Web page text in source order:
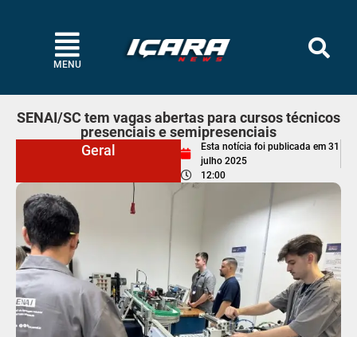
MENU
SENAI/SC tem vagas abertas para cursos técnicos
presenciais e semipresenciais
Geral
Esta notícia foi publicada em 31
julho 2025
12:00